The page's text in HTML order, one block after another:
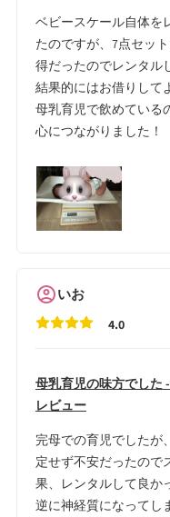
ベビースケール自体を
たのですが、7点セッ
得だったのでレンタル
結果的にはお借りして
母乳育児で飲めている
心につながりました！
4.0
いお
母乳育児の味方でした
レビュー
完母での育児でしたが
定せず不安だったので
果、レンタルして良か
逆に神経質になってし